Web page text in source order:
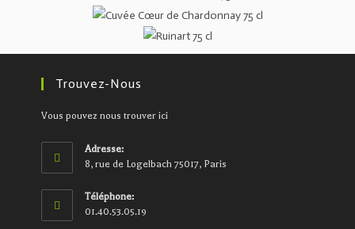
Trouvez-Nous
Vous pouvez nous trouver ici
Adresse:
8, rue de Logelbach 75017, Paris
Téléphone:
01.40.53.05.19